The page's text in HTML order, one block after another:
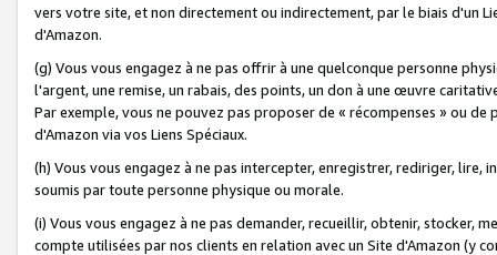
vers votre site, et non directement ou indirectement, par le biais d'un
d'Amazon.
(g) Vous vous engagez à ne pas offrir à une quelconque personne
l'argent, une remise, un rabais, des points, un don à une œuvre
Par exemple, vous ne pouvez pas proposer de « récompenses » ou
d'Amazon via vos Liens Spéciaux.
(h) Vous vous engagez à ne pas intercepter, enregistrer, rediriger,
soumis par toute personne physique ou morale.
(i) Vous vous engagez à ne pas demander, recueillir, obtenir, stocker,
compte utilisées par nos clients en relation avec un Site d'Amazon (y